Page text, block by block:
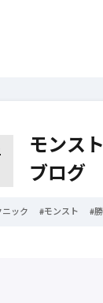
モンス
ブログ
ニック #モンスト #勝